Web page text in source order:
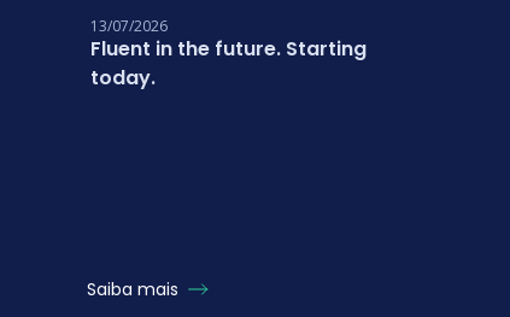
13/07/2026
Fluent in the future. Starting
today.
Saiba mais